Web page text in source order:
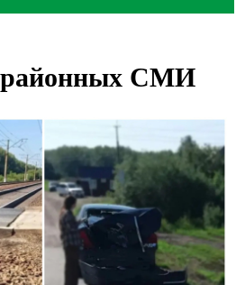
депрессии в крови создали в
минно-взрывной травмы
шахов» впервые вывезли из музея
Евгения Туркова сыграла мать